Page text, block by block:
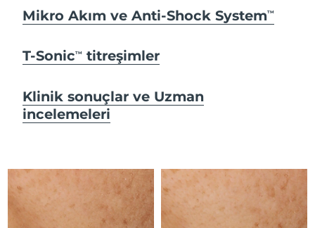
Mikro Akım ve Anti-Shock SystemTM
T-SonicTM titreşimler
Klinik sonuçlar ve Uzman
incelemeleri
Letonya Tahmini teslim tarihi8/12/26
Lübnan
Lüksemburg
Malezya Tahmini teslim tarihi8/15/26
Malta Tahmini teslim tarihi 8/12/26